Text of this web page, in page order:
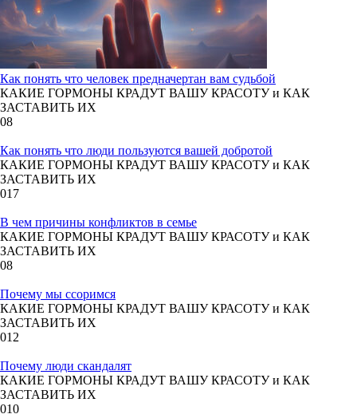
Как понять что человек предначертан вам судьбой
КАКИЕ ГОРМОНЫ КРАДУТ ВАШУ КРАСОТУ и КАК
ЗАСТАВИТЬ ИХ
08
Как понять что люди пользуются вашей добротой
КАКИЕ ГОРМОНЫ КРАДУТ ВАШУ КРАСОТУ и КАК
ЗАСТАВИТЬ ИХ
017
В чем причины конфликтов в семье
КАКИЕ ГОРМОНЫ КРАДУТ ВАШУ КРАСОТУ и КАК
ЗАСТАВИТЬ ИХ
08
Почему мы ссоримся
КАКИЕ ГОРМОНЫ КРАДУТ ВАШУ КРАСОТУ и КАК
ЗАСТАВИТЬ ИХ
012
Почему люди скандалят
КАКИЕ ГОРМОНЫ КРАДУТ ВАШУ КРАСОТУ и КАК
ЗАСТАВИТЬ ИХ
010